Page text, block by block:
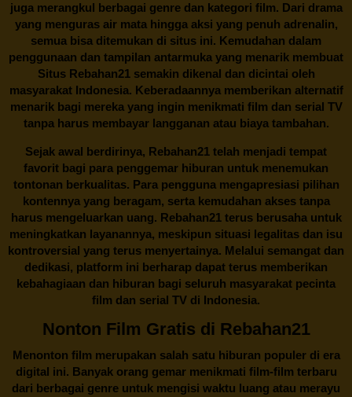
juga merangkul berbagai genre dan kategori film. Dari drama
yang menguras air mata hingga aksi yang penuh adrenalin,
semua bisa ditemukan di situs ini. Kemudahan dalam
penggunaan dan tampilan antarmuka yang menarik membuat
Situs Rebahan21semakin dikenal dan dicintai oleh
masyarakat Indonesia. Keberadaannya memberikan alternatif
menarik bagi mereka yang ingin menikmati film dan serial TV
tanpa harus membayar langganan atau biaya tambahan.
Sejak awal berdirinya, Rebahan21 telah menjadi tempat
favorit bagi para penggemar hiburan untuk menemukan
tontonan berkualitas. Para pengguna mengapresiasi pilihan
kontennya yang beragam, serta kemudahan akses tanpa
harus mengeluarkan uang. Rebahan21terus berusaha untuk
meningkatkan layanannya, meskipun situasi legalitas dan isu
kontroversial yang terus menyertainya. Melalui semangat dan
dedikasi, platform ini berharap dapat terus memberikan
kebahagiaan dan hiburan bagi seluruh masyarakat pecinta
film dan serial TV di Indonesia.
Nonton Film Gratis di Rebahan21
Menonton film merupakan salah satu hiburan populer di era
digital ini. Banyak orang gemar menikmati film-film terbaru
dari berbagai genre untuk mengisi waktu luang atau merayu